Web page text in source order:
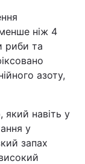
ніж 4
риби та
азоту,
який навіть у
у
запах